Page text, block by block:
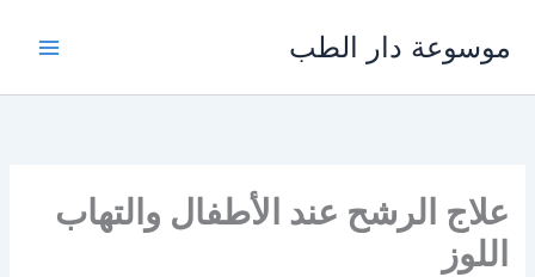
المحتوى
موسوعة دار الطب
علاج الرشح عند الأطفال والتهاب
اللوز